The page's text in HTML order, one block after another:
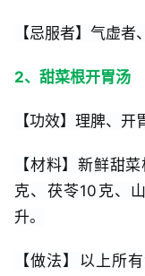
【忌服者】气虚者
2、甜菜根开胃汤
【功效】理脾、开
【材料】新鲜甜
克、茯苓10克、
升。
【做法】以上所